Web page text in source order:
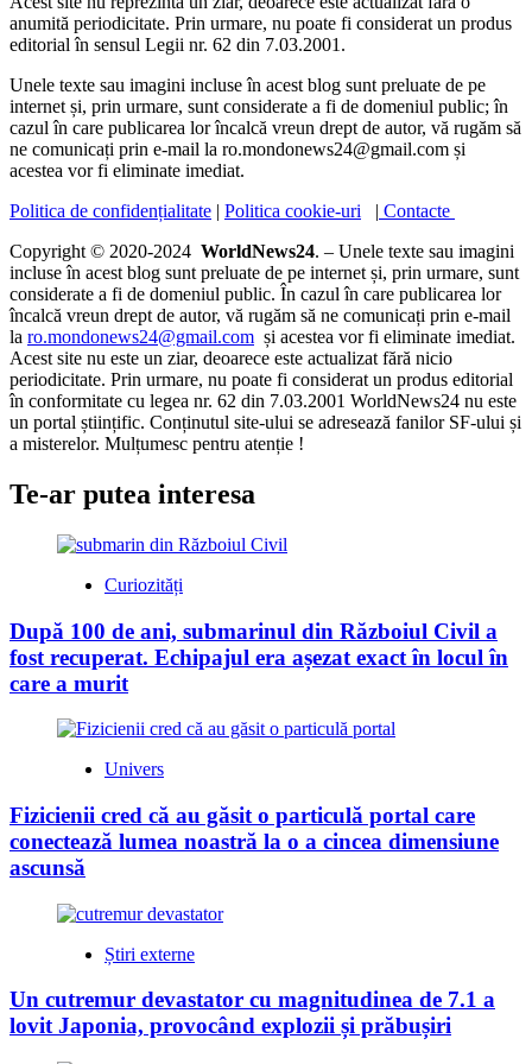
anumită periodicitate. Prin urmare, nu poate fi considerat un produs
editorial în sensul Legii nr. 62 din 7.03.2001.
Unele texte sau imagini incluse în acest blog sunt preluate de pe
internet și, prin urmare, sunt considerate a fi de domeniul public; în
cazul în care publicarea lor încalcă vreun drept de autor, vă rugăm să
ne comunicați prin e-mail la ro.mondonews24@gmail.com și
acestea vor fi eliminate imediat.
Politica de confidențialitate | Politica cookie-uri | Contacte
Copyright © 2020-2024 WorldNews24. – Unele texte sau imagini
incluse în acest blog sunt preluate de pe internet și, prin urmare, sunt
considerate a fi de domeniul public. În cazul în care publicarea lor
încalcă vreun drept de autor, vă rugăm să ne comunicați prin e-mail
la ro.mondonews24@gmail.com și acestea vor fi eliminate imediat.
Acest site nu este un ziar, deoarece este actualizat fără nicio
periodicitate. Prin urmare, nu poate fi considerat un produs editorial
în conformitate cu legea nr. 62 din 7.03.2001 WorldNews24 nu este
un portal științific. Conținutul site-ului se adresează fanilor SF-ului și
a misterelor. Mulțumesc pentru atenție !
Te-ar putea interesa
Curiozități
După 100 de ani, submarinul din Războiul Civil a
fost recuperat. Echipajul era așezat exact în locul în
care a murit
Univers
Fizicienii cred că au găsit o particulă portal care
conectează lumea noastră la o a cincea dimensiune
ascunsă
Știri externe
Un cutremur devastator cu magnitudinea de 7.1 a
lovit Japonia, provocând explozii și prăbușiri